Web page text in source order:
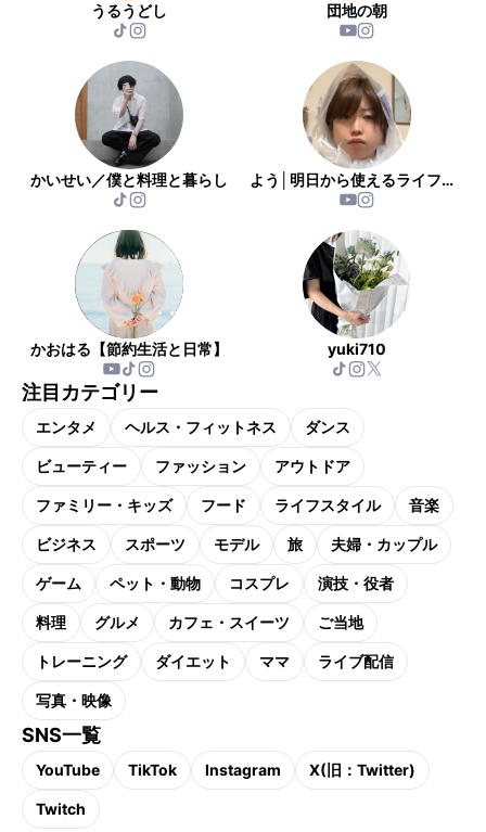
うるうどし 団地の朝
かいせい／僕と料理と暮らし よう│明日から使えるライフハック術
かおはる【節約生活と日常】 yuki710
注目カテゴリー
エンタメ ヘルス・フィットネス ダンス
ビューティー ファッション アウトドア
ファミリー・キッズ フード ライフスタイル 音楽
ビジネス スポーツ モデル 旅 夫婦・カップル
ゲーム ペット・動物 コスプレ 演技・役者
料理 グルメ カフェ・スイーツ ご当地
トレーニング ダイエット ママ ライブ配信
写真・映像
SNS一覧
YouTube TikTok Instagram X(旧：Twitter)
Twitch